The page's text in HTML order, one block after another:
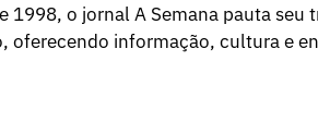
1998, o jornal A Semana pauta
oferecendo informação, cultura e